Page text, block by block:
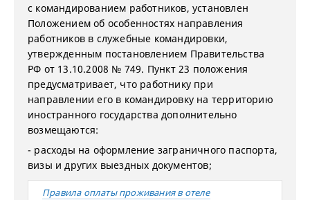
с командированием работников, установлен
Положением об особенностях направления
работников в служебные командировки,
утвержденным постановлением Правительства
РФ от 13.10.2008 № 749. Пункт 23 положения
предусматривает, что работнику при
направлении его в командировку на территорию
иностранного государства дополнительно
возмещаются:
- расходы на оформление заграничного паспорта,
визы и других выездных документов;
Правила оплаты проживания в отеле